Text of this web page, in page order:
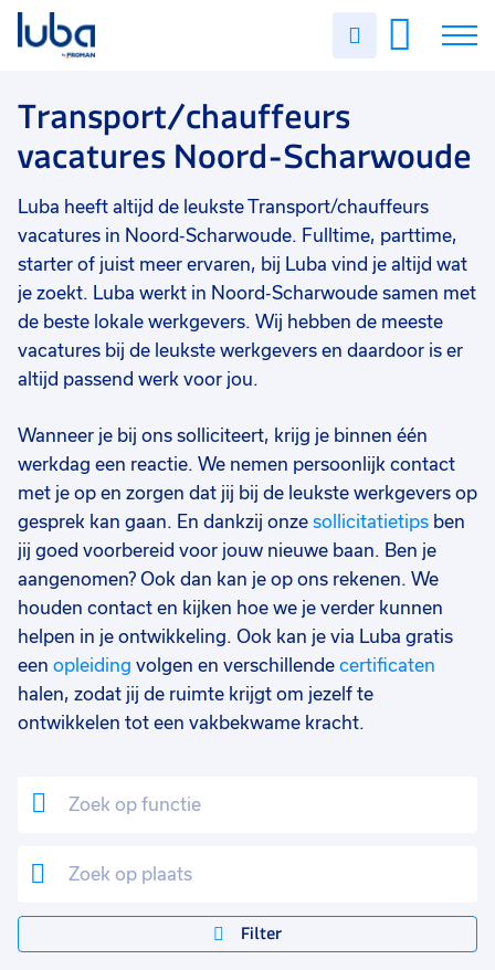
Uren
Vacatures
Over ons
Voor werkgevers
Contact
Transport/chauffeurs
vacatures Noord-Scharwoude
Luba heeft altijd de leukste Transport/chauffeurs
vacatures in Noord-Scharwoude. Fulltime, parttime,
starter of juist meer ervaren, bij Luba vind je altijd wat
je zoekt. Luba werkt in Noord-Scharwoude samen met
de beste lokale werkgevers. Wij hebben de meeste
vacatures bij de leukste werkgevers en daardoor is er
altijd passend werk voor jou.
Wanneer je bij ons solliciteert, krijg je binnen één
werkdag een reactie. We nemen persoonlijk contact
met je op en zorgen dat jij bij de leukste werkgevers op
gesprek kan gaan. En dankzij onze sollicitatietips ben
jij goed voorbereid voor jouw nieuwe baan. Ben je
aangenomen? Ook dan kan je op ons rekenen. We
houden contact en kijken hoe we je verder kunnen
helpen in je ontwikkeling. Ook kan je via Luba gratis
een opleiding volgen en verschillende certificaten
halen, zodat jij de ruimte krijgt om jezelf te
ontwikkelen tot een vakbekwame kracht.
Filter
Filter vacatures
Vakgebied 0
Transport/chauffeurs
Opleidingsniveau
Uitzicht op vast 7
Detacheren 3
Uren per week 0
37 - 40+ uur 6
25 - 32 uur 2
9 - 16 uur 1
0 - 8 uur 1